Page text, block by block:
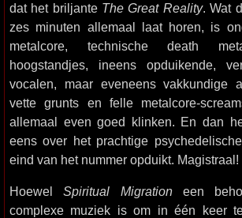
dat het briljante The Great Reality. Wat
zes minuten allemaal laat horen, is
metalcore, technische death
hoogstandjes, ineens opduikende,
vocalen, maar eveneens vakkundige
vette grunts en felle metalcore-
allemaal even goed klinken. En dan
eens over het prachtige
eind van het nummer opduikt. Magistraal!
HoewelSpiritual Migrationeen
complexe muziek is om in één keer